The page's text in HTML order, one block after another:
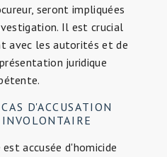
seront impliquées
Il est crucial
avec les autorités et de
juridique
D'ACCUSATION
accusée d'homicide